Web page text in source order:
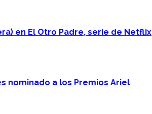
en El Otro Padre, serie de Netflix
nominado a los Premios Ariel